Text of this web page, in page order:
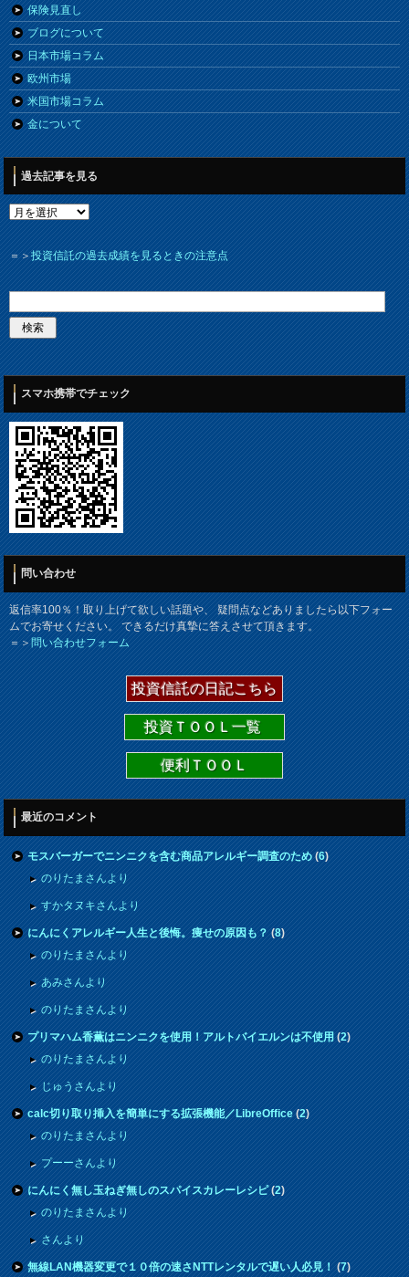
保険見直し
ブログについて
日本市場コラム
欧州市場
米国市場コラム
金について
過去記事を見る
＝＞投資信託の過去成績を見るときの注意点
スマホ携帯でチェック
問い合わせ
返信率100％！取り上げて欲しい話題や、 疑問点などありましたら以下フォー
ムでお寄せください。 できるだけ真摯に答えさせて頂きます。
＝＞問い合わせフォーム
投資信託の日記こちら
投資ＴＯＯＬ一覧
便利ＴＯＯＬ
最近のコメント
モスバーガーでニンニクを含む商品アレルギー調査のため(6)
のりたまさんより
すかタヌキさんより
にんにくアレルギー人生と後悔。痩せの原因も？(8)
のりたまさんより
あみさんより
のりたまさんより
プリマハム香薫はニンニクを使用！アルトバイエルンは不使用(2)
のりたまさんより
じゅうさんより
calc切り取り挿入を簡単にする拡張機能／LibreOffice(2)
のりたまさんより
プーーさんより
にんにく無し玉ねぎ無しのスパイスカレーレシピ(2)
のりたまさんより
さんより
無線LAN機器変更で１０倍の速さNTTレンタルで遅い人必見！(7)